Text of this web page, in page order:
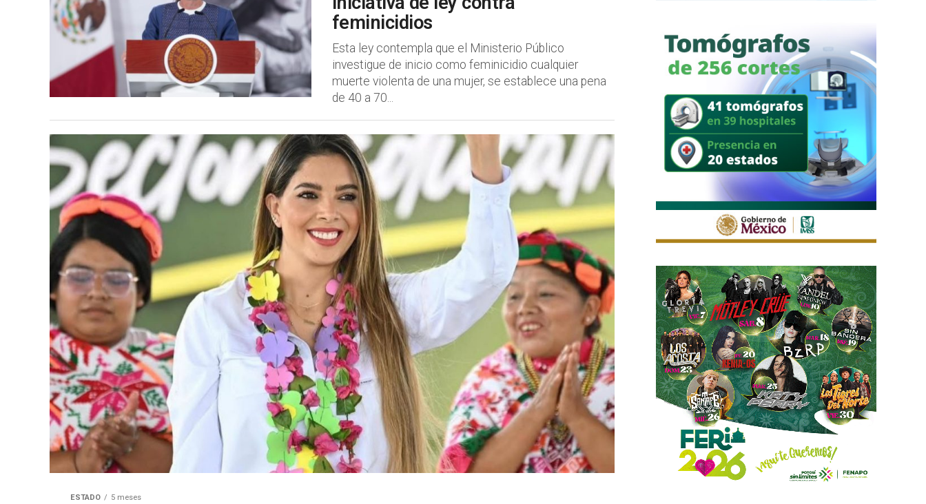
feminicidios
Esta ley contempla que el Ministerio Público
investigue de inicio como feminicidio cualquier
muerte violenta de una mujer, se establece una pena
de 40 a 70...
ESTADO 5 meses